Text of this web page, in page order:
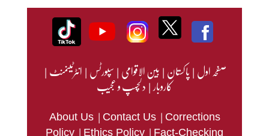
صفحہ اول|پاکستان|بین الاقوامی|سپورٹس|انٹرٹینمنٹ|
کاروبار|دلچسپ و عجیب
About Us | Contact Us | Corrections
Policy
Ethics Policy Fact-Checking